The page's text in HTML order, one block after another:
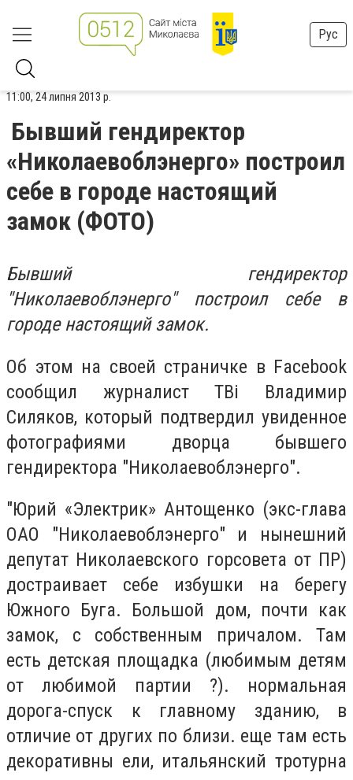
Рус
11:00, 24 липня 2013 р.
Бывший гендиректор
«Николаевоблэнерго» построил
себе в городе настоящий
замок (ФОТО)
Бывший гендиректор
"Николаевоблэнерго" построил себе в
городе настоящий замок.
Об этом на своей страничке в Facebook
сообщил журналист ТВі Владимир
Силяков, который подтвердил увиденное
фотографиями дворца бывшего
гендиректора "Николаевоблэнерго".
"Юрий «Электрик» Антощенко (экс-глава
ОАО "Николаевоблэнерго" и нынешний
депутат Николаевского горсовета от ПР)
достраивает себе избушки на берегу
Южного Буга. Большой дом, почти как
замок, с собственным причалом. Там
есть детская площадка (любимым детям
от любимой партии ?). нормальная
дорога-спуск к главному зданию, в
отличие от других по близи. еще там есть
декоративны ели, итальянский тротурна